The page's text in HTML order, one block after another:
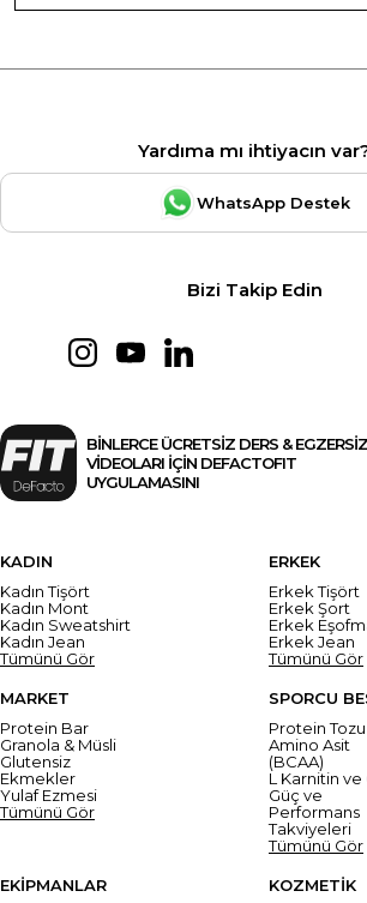
Yardıma mı ihtiyacın
WhatsApp Destek
Bizi Takip Edin
BİNLERCE ÜCRETSİZ DERS & EGZERSİZ
VİDEOLARI İÇİN DEFACTOFIT
UYGULAMASINI
KADIN
Kadın Tişört
Kadın Mont
Kadın Sweatshirt
Kadın Jean
Tümünü Gör
ERKEK
Erkek Tişört
Erkek Şort
Erkek
Erkek Jean
Tümünü Gör
MARKET
Protein Bar
Granola & Müsli
Glutensiz
Ekmekler
Yulaf Ezmesi
Tümünü Gör
SPORCU
Protein Tozu
Amino Asit
(BCAA)
L Karnitin ve
Güç ve
Performans
Takviyeleri
Tümünü Gör
EKİPMANLAR
KOZMETİK